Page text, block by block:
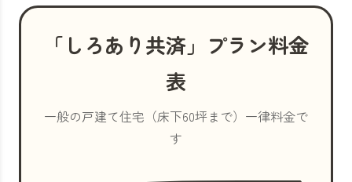
「しろあり共済」プラン料金
表
一般の戸建て住宅（床下60坪まで）一律料金で
す